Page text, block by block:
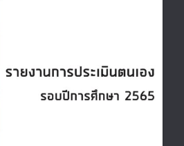
เมินตนเอง รอบปีการศึกษา
2565